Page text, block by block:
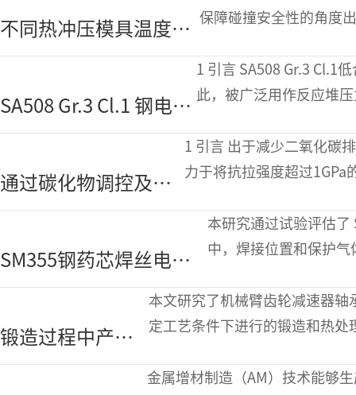
不同热冲压模具温度下
汽车用模具淬硬钢的硬
究
保障碰撞安全性的角度
SA508 Gr.3 Cl.1 钢电子
束焊接后质量热处理对
1 引言 SA508 Gr.3 Cl.1低合金钢具有高强度和优异的焊接性能，因
此，被广泛用作反应堆
通过碳化物调控及微
观结构改性缓解先进
1 引言 出于减少二氧化碳排放和提高燃油经济性的需求，汽车行业正致
力于将抗拉强度超过1GPa
SM355钢药芯焊丝电弧
焊中保护气体及焊接位
置对力学性能影响的研
究
本研究通过试验评估了
中，焊接位置和保护
锻造过程中产生
的微裂纹对钢锻
本文研究了机械臂齿轮减速器
定工艺条件下进行的锻造和热
金属增材制造（AM）技术能够